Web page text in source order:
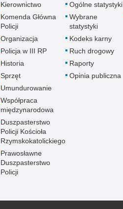
Kierownictwo
Komenda Główna
Policji
Organizacja
Policja w III RP
Historia
Sprzęt
Umundurowanie
Współpraca
międzynarodowa
Duszpasterstwo
Policji Kościoła
Rzymskokatolickiego
Prawosławne
Duszpasterstwo
Policji
Ogólne statystyki
Wybrane
statystyki
Kodeks karny
Ruch drogowy
Raporty
Opinia publiczna